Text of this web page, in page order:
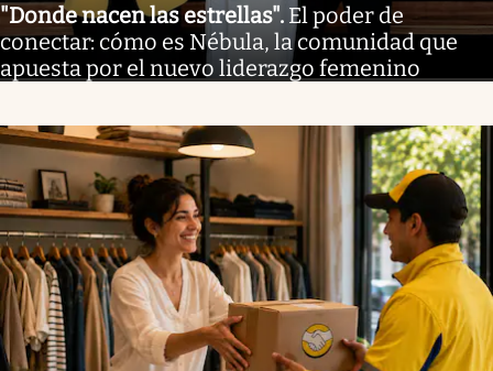
"Donde nacen las estrellas". El poder de
conectar: cómo es Nébula, la comunidad que
apuesta por el nuevo liderazgo femenino